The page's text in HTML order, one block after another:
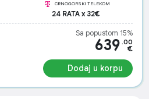
CRNOGORSKI TELEKOM
24 RATA x 32€
Sa popustom 15%
639 .00
€
Dodaj u korpu